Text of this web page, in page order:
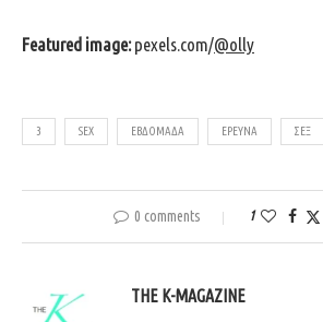
Featured image:pexels.com/@olly
3 SEX ΕΒΔΟΜΆΔΑ ΈΡΕΥΝΑ ΣΕΞ
0 comments 1
THE K-MAGAZINE